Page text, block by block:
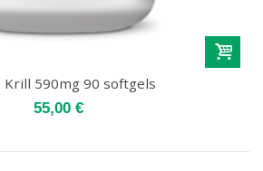
Krill 590mg 90 softgels
55,00 €